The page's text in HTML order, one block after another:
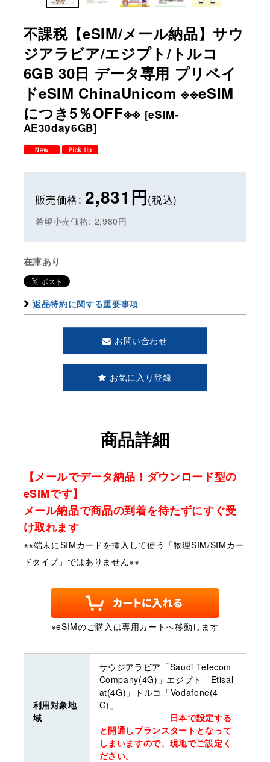
不課税【eSIM/メール納品】サウ
ジアラビア/エジプト/トルコ
6GB 30日 データ専用 プリペイ
ドeSIM ChinaUnicom ※※eSIM
につき5％OFF※※ [eSIM-
AE30day6GB]
販売価格: 2,831円(税込)
希望小売価格: 2,980円
在庫あり
返品特約に関する重要事項
お問い合わせ
お気に入り登録
商品詳細
【メールでデータ納品！ダウンロード型の
eSIMです】
メール納品で商品の到着を待たずにすぐ受
け取れます
※※端末にSIMカードを挿入して使う「物理SIM/SIMカー
ドタイプ」ではありません※※
※eSIMのご購入は専用カートへ移動します
利用対象地
域
サウジアラビア「Saudi Telecom
Company(4G)」エジプト「Etisal
at(4G)」トルコ「Vodafone(4
G)」
日本で設定する
と開通しプランスタートとなって
しまいますので、現地でご設定く
ださい。